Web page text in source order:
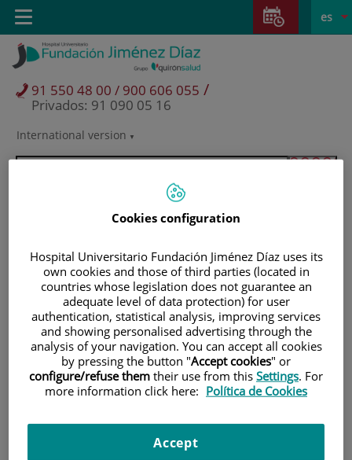
Saltar al contenido
Saltar
contenido
Selector
activo
es
International version
91 550 48 00 / 900 606 055 /
Privados: 91 090 05 16
Toggle
navigation
Pacientes y visitantes
Cookies configuration
Hospital Universitario Fundación Jiménez Díaz uses its
own cookies and those of third parties (located in
countries whose legislation does not guarantee an
adequate level of data protection) for user
authentication, statistical analysis, improving services
and showing personalised advertising through the
analysis of your navigation. You can accept all cookies
by pressing the button "Accept cookies" or
configure/refuse them their use from this Settings. For
more information click here: Política de Cookies
Accept